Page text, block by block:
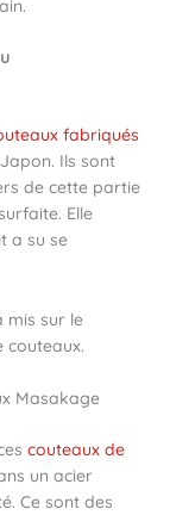
fabriqués
Ils sont
de cette partie
Elle
a su se
mis sur le
couteaux.
Masakage
couteaux de
un acier
Ce sont des